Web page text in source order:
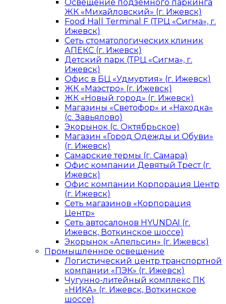
Освещение подземного паркинга
ЖК «Михайловский» (г. Ижевск)
Food Hall Terminal F (ТРЦ «Сигма», г.
Ижевск)
Сеть стоматологических клиник
АПЕКС (г. Ижевск)
Детский парк (ТРЦ «Сигма», г.
Ижевск)
Офис в БЦ «Удмуртия» (г. Ижевск)
ЖК «Маэстро» (г. Ижевск)
ЖК «Новый город» (г. Ижевск)
Магазины «Светофор» и «Находка»
(с. Завьялово)
Экорынок (с. Октябрьское)
Магазин «Город Одежды и Обуви»
(г. Ижевск)
Самарские термы (г. Самара)
Офис компании Девятый Трест (г.
Ижевск)
Офис компании Корпорация Центр
(г. Ижевск)
Сеть магазинов «Корпорация
Центр»
Сеть автосалонов HYUNDAI (г.
Ижевск, Воткинское шоссе)
Экорынок «Апельсин» (г. Ижевск)
Промышленное освещение
Логистический центр транспортной
компании «ПЭК» (г. Ижевск)
Чугунно-литейный комплекс ПК
«НИКА» (г. Ижевск, Воткинское
шоссе)